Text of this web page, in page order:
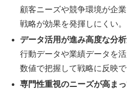
顧客ニーズや競争環境が企
戦略が効果を発揮しにくい。
データ活用が進み高度な分
行動データや業績データを
数値で把握して戦略に反映で
専門性重視のニーズが高ま